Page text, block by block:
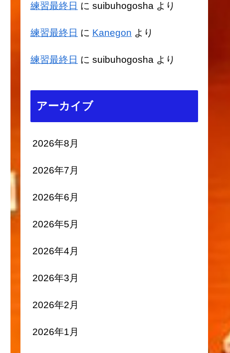
練習最終日 に suibuhogosha より
練習最終日 に Kanegon より
練習最終日 に suibuhogosha より
アーカイブ
2026年8月
2026年7月
2026年6月
2026年5月
2026年4月
2026年3月
2026年2月
2026年1月